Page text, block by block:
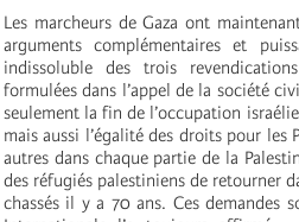
Les marcheurs de Gaza ont
arguments complémentaires et
indissoluble des trois
formulées dans l’appel de la société
seulement la fin de l’occupation
mais aussi l’égalité des droits pour les
autres dans chaque partie de la
des réfugiés palestiniens de retourner
chassés il y a 70 ans. Ces demandes